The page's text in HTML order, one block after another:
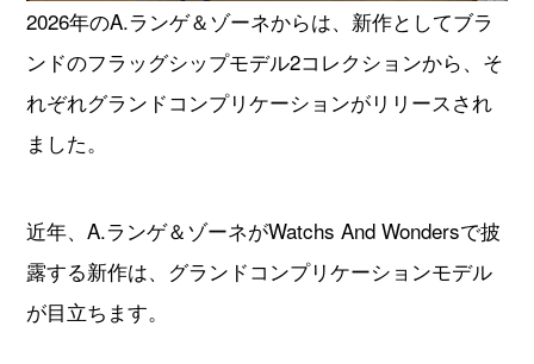
ジャガールクルト ウブロ
カルティエ ランゲ＆ゾーネ
フランクミュラー
2026年のA.ランゲ＆ゾーネからは、新作としてブラ
ンドのフラッグシップモデル2コレクションから、そ
れぞれグランドコンプリケーションがリリースされ
ました。
近年、A.ランゲ＆ゾーネがWatchs And Wondersで披
露する新作は、グランドコンプリケーションモデル
が目立ちます。